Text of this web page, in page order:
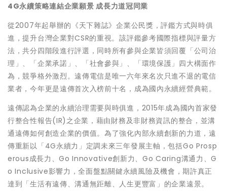
4G永續策略連結企業願景 成長力道冠同業
從2007年起舉辦的《天下雜誌》企業公民獎，評鑑方式與時俱
進，提升台灣企業對CSR的重視。該評鑑參考國際指標與評量方
法，共分四階段進行評選，同時所有參與企業皆須回覆「公司治
理」、「企業承諾」、「社會參與」、「環境保護」四大構面作
為，競爭格外激烈。遠傳電信是唯一六年來名次只進不退的電信
業者，今年更是遠傳首次入榜前十名，成為國內永續經營典範。
遠傳認為企業的永續治理需要與時俱進，2015年成為國內首家發
行整合性報告(IR)之企業，藉由財務及非財務資訊的整合，並溝
通遠傳如何創造企業的價值。為了強化內部永續創新的力道，遠
傳重新以「4G永續力」定調未來三年發展主軸，包括Go Prosp
erous成長力、Go Innovative創新力、Go Caring溝通力、G
o Inclusive影響力，全面盤點關鍵永續風險及機會，期許真正
達到「生活有遠傳、溝通無距離、人生更豐富」的企業遠景。